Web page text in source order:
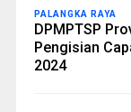
PALANGKA RAYA
DPMPTSP
Pengisian
2024